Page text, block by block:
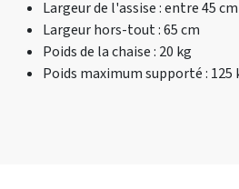
Largeur de l'assise : entre 45
Largeur hors-tout : 65 cm
Poids de la chaise : 20 kg
Poids maximum supporté : 125